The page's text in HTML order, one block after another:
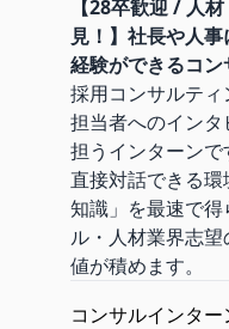
【28卒歓迎 / 人
見！】社長や人
経験ができるコン
採用コンサルテ
担当者へのイン
担うインターン
直接対話できる
知識」を最速で
ル・人材業界志
値が積めます。
コンサルインタ